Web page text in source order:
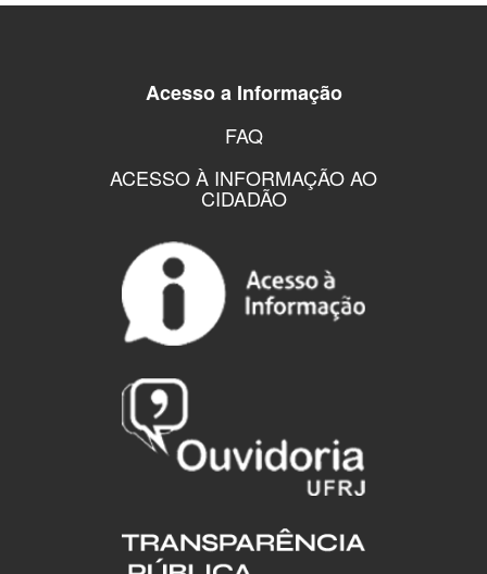
Acesso a Informação
FAQ
ACESSO À INFORMAÇÃO AO
CIDADÃO